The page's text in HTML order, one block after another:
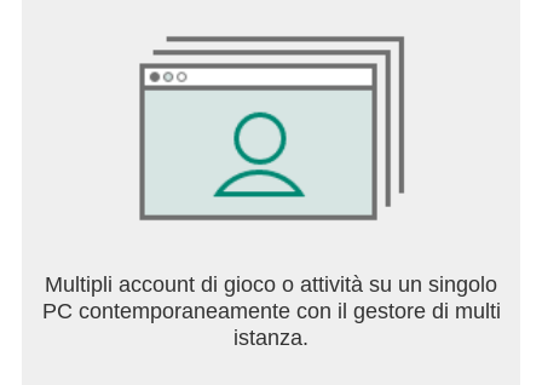
Multipli account di gioco o attività su un singolo
PC contemporaneamente con il gestore di multi
istanza.